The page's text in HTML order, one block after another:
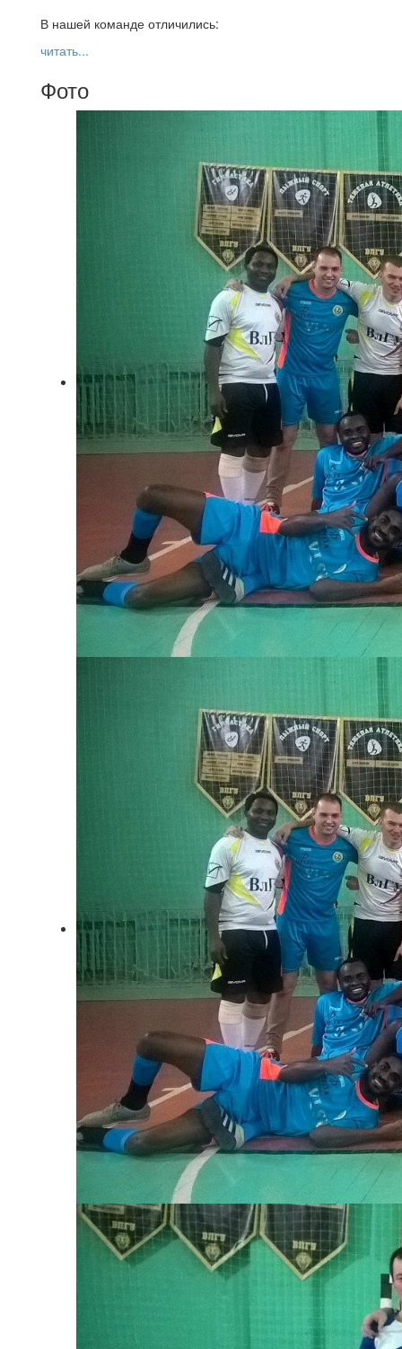
В нашей команде отличились:
читать...
Фото